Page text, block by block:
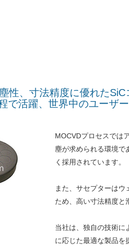
性、寸法精度に優れた
で活躍、世界中のユーザ
MOCVDプロセスでは
塵が求められる環境で
く採用されています。
また、サセプターは
ため、高い寸法精度と
当社は、独自の技術に
に応じた最適な製品を